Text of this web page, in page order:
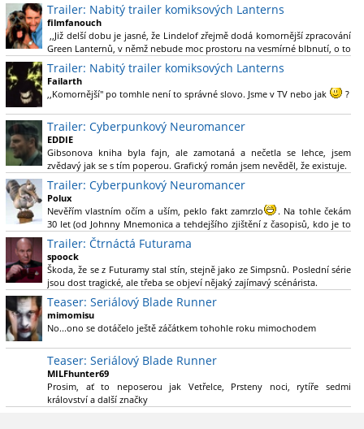
Trailer: Nabitý trailer komiksových Lanterns
filmfanouch
,,Již delší dobu je jasné, že Lindelof zřejmě dodá komornější zpracování
Green Lanternů, v němž nebude moc prostoru na vesmírné blbnutí, o to
více se ovšem bude moci nová adaptace odprostit třeba od filmového
Green Lanterna s Ryanem Reynoldsem.´´ Co je na tom
nesrozumitelného?
Trailer: Nabitý trailer komiksových Lanterns
Failarth
,,Komornější" po tomhle není to správné slovo. Jsme v TV nebo jak
?
Nebál bych se říct, že to vypadá skvěle jak po stránce kvantity materiálu,
tak i formou.
Výběr Ulricha Tomsena pro mě velké překvapení a velmi zajímavá volba
bravo.
Chandler je lepší a lepší s každou novou scénou.
Komiksy to mají ted´těžké, paradoxně tomu škodí to všechno kolem
(DC nebo MCU to je buřt) , ale nezasloužilo by si to zářez jen kvůli tomu.
Držím tomu palce.
Trailer: Cyberpunkový Neuromancer
EDDIE
Gibsonova kniha byla fajn, ale zamotaná a nečetla se lehce, jsem
zvědavý jak se s tím poperou. Grafický román jsem nevěděl, že existuje.
Trailer: Cyberpunkový Neuromancer
Polux
Nevěřím vlastním očím a uším, peklo fakt zamrzlo
. Na tohle čekám
30 let (od Johnny Mnemonica a tehdejšího zjištění z časopisů, kdo je to
Gibson a co je jeho debutová kniha zač), přičemž 25 let (od Matrixu,
který pojem cyberpunk dostal do povědomí i obyčejného diváka a
nikoliv fanouška žánru) marně doufám, že si po řadě "duchovních
nástupců", kteří přišli poté (Ghost In The Shell, Alita: Battle Angel,
Altered Carbon, Blade Runner 2049, Cyberpunk 2077, atd.), někdo
konečně vzpomene i na bibli cyberpunku, se kterou to všechno začalo.
Teď už nezbývá nic jiného než se tiše modlit a doufat, že to bude stát za
to
. Plus kudos za sázku na seriál a nikoliv film, snad tvůrci tu
Trailer: Čtrnáctá Futurama
spoock
Škoda, že se z Futuramy stal stín, stejně jako ze Simpsnů. Poslední série
jsou dost tragické, ale třeba se objeví nějaký zajímavý scénárista.
Nedávno začala vycházet nová řada Ricka a Mortyho a já z úžasem zjistil,
že se na to dá opět koukat.
Teaser: Seriálový Blade Runner
mimomisu
No...ono se dotáčelo ještě záčátkem tohohle roku mimochodem
Teaser: Seriálový Blade Runner
MILFhunter69
Prosim, ať to neposerou jak Vetřelce, Prsteny noci, rytíře sedmi
království a další značky